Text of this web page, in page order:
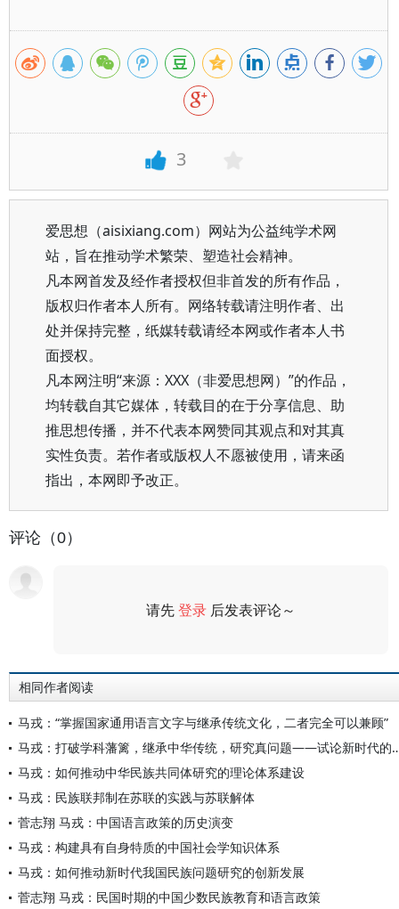
3
爱思想（aisixiang.com）网站为公益纯学术网
站，旨在推动学术繁荣、塑造社会精神。
凡本网首发及经作者授权但非首发的所有作品，
版权归作者本人所有。网络转载请注明作者、出
处并保持完整，纸媒转载请经本网或作者本人书
面授权。
凡本网注明“来源：XXX（非爱思想网）”的作品，
均转载自其它媒体，转载目的在于分享信息、助
推思想传播，并不代表本网赞同其观点和对其真
实性负责。若作者或版权人不愿被使用，请来函
指出，本网即予改正。
评论（0）
请先登录 后发表评论～
相同作者阅读
马戎：“掌握国家通用语言文字与继承传统文化，二者完全可以兼顾”
马戎：打破学科藩篱，继承中华
马戎：如何推动中华民族共同体研究的理论体系建设
马戎：民族联邦制在苏联的实践与苏联解体
菅志翔 马戎：中国语言政策的历史演变
马戎：构建具有自身特质的中国社会学知识体系
马戎：如何推动新时代我国民族问题研究的创新发展
菅志翔 马戎：民国时期的中国少数民族教育和语言政策